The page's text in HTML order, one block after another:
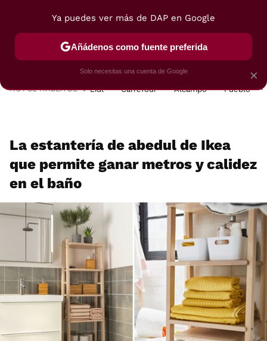
POSTRES VIAJES SELECCIÓN VEGUI
HOY SE HABLA DE Lidl Carrefour Alcampo Pueblo
La estantería de abedul de Ikea
que permite ganar metros y calidez
en el baño
×
Ya puedes ver más de DAP en Google
Añádenos como fuente preferida
Solo necesitas una cuenta de Google